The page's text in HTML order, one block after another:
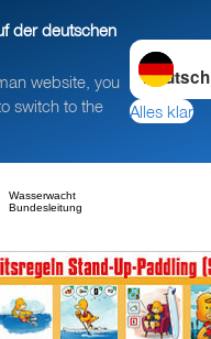
der deutschen
website, you
switch to the
Sprache
Alles klar
Bundesleitung
Wasserwacht